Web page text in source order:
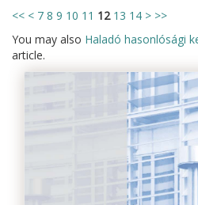
<< < 7 8 9 10 11 12 13 14 > >>
You may also Haladó hasonlósági
article.